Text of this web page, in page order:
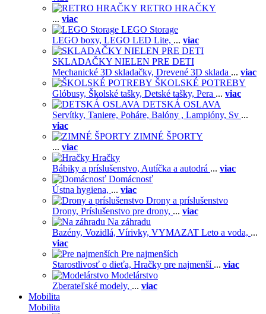
RETRO HRAČKY
... viac
LEGO Storage
LEGO boxy, LEGO LED Lite, ... viac
SKLADAČKY NIELEN PRE DETI
Mechanické 3D skladačky, Drevené 3D sklada ... viac
ŠKOLSKÉ POTREBY
Glóbusy, Školské tašky, Detské tašky, Pera ... viac
DETSKÁ OSLAVA
Servítky, Taniere, Poháre, Balóny , Lampióny, Sv ...
viac
ZIMNÉ ŠPORTY
... viac
Hračky
Bábiky a príslušenstvo, Autíčka a autodrá ... viac
Domácnosť
Ústna hygiena, ... viac
Drony a príslušenstvo
Drony, Príslušenstvo pre drony, ... viac
Na záhradu
Bazény, Vozidlá, Vírivky, VYMAZAT Leto a voda, ...
viac
Pre najmenších
Starostlivosť o dieťa, Hračky pre najmenší ... viac
Modelárstvo
Zberateľské modely, ... viac
Mobilita
Mobilita